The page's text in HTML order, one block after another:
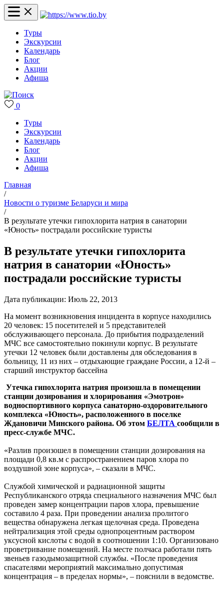
Туры
Экскурсии
Календарь
Блог
Акции
Афиша
0
Туры
Экскурсии
Календарь
Блог
Акции
Афиша
Главная
/
Новости о туризме Беларуси и мира
/
В результате утечки гипохлорита натрия в санатории
«Юность» пострадали российские туристы
В результате утечки гипохлорита
натрия в санатории «Юность»
пострадали российские туристы
Дата публикации: Июль 22, 2013
На момент возникновения инцидента в корпусе находились
20 человек: 15 посетителей и 5 представителей
обслуживающего персонала. До прибытия подразделений
МЧС все самостоятельно покинули корпус. В результате
утечки 12 человек были доставлены для обследования в
больницу, 11 из них – отдыхающие граждане России, а 12-й –
старший инструктор бассейна
Утечка гипохлорита натрия произошла в помещении
станции дозирования и хлорирования «Эмотрон»
водноспортивного корпуса санаторно-оздоровительного
комплекса «Юность», расположенного в поселке
Ждановичи Минского района. Об этом БЕЛТА сообщили в
пресс-службе МЧС.
«Разлив произошел в помещении станции дозирования на
площади 0,8 кв.м с распространением паров хлора по
воздушной зоне корпуса», – сказали в МЧС.
Службой химической и радиационной защиты
Республиканского отряда специального назначения МЧС был
проведен замер концентрации паров хлора, превышение
составило 4 раза. При проведении анализа пролитого
вещества обнаружена легкая щелочная среда. Проведена
нейтрализация этой среды однопроцентным раствором
уксусной кислоты с водой в соотношении 1:10. Организовано
проветривание помещений. На месте полчаса работали пять
звеньев газодымозащитной службы. «После проведения
спасателями мероприятий максимально допустимая
концентрация – в пределах нормы», – пояснили в ведомстве.